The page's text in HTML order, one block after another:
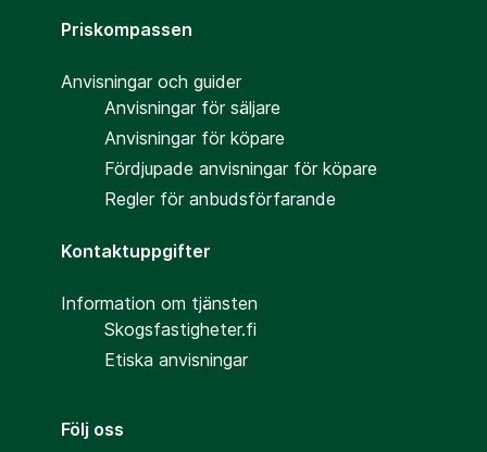
Priskompassen
Anvisningar och guider
Anvisningar för säljare
Anvisningar för köpare
Fördjupade anvisningar för köpare
Regler för anbudsförfarande
Kontaktuppgifter
Information om tjänsten
Skogsfastigheter.fi
Etiska anvisningar
Följ oss